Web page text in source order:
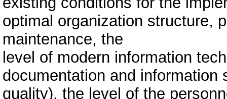
optimal organization structure,
maintenance, the
level of modern information
documentation and information
quality), the level of the